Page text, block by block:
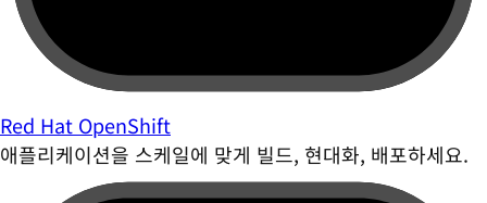
Red Hat OpenShift
애플리케이션을 스케일에 맞게 빌드, 현대화, 배포하세요.